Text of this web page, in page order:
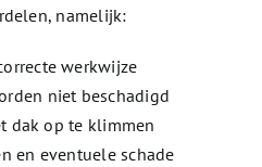
namelijk:
werkwijze
niet beschadigd
dak op te klimmen
en eventuele schade